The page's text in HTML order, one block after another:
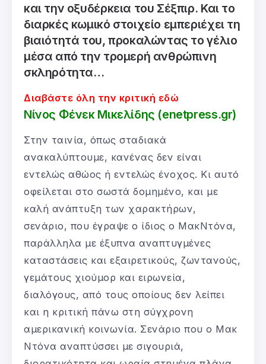
και την οξυδέρκεια του Σέξπιρ. Και το
διαρκές κωμικό στοιχείο εμπεριέχει τη
βιαιότητά του, προκαλώντας το γέλιο
μέσα από την τρομερή ανθρώπινη
σκληρότητα…
Διαβάστε όλη την κριτική εδώ
Νίνος Φένεκ Μικελίδης (enetpress.gr)
Στην ταινία, όπως σταδιακά
ανακαλύπτουμε, κανένας δεν είναι
εντελώς αθώος ή εντελώς ένοχος. Κι αυτό
οφείλεται στο σωστά δομημένο, και με
καλή ανάπτυξη των χαρακτήρων,
σενάριο, που έγραψε ο ίδιος ο ΜακΝτόνα,
παράλληλα με έξυπνα αναπτυγμένες
καταστάσεις και εξαιρετικούς, ζωντανούς,
γεμάτους χιούμορ και ειρωνεία,
διαλόγους, από τους οποίους δεν λείπει
και η κριτική πάνω στη σύγχρονη
αμερικανική κοινωνία. Σενάριο που ο Μακ
Ντόνα αναπτύσσει με σιγουριά,